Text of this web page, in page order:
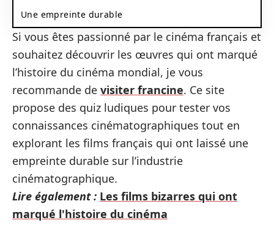
Une empreinte durable
Si vous êtes passionné par le cinéma français et
souhaitez découvrir les œuvres qui ont marqué
l’histoire du cinéma mondial, je vous
recommande de visiter francine. Ce site
propose des quiz ludiques pour tester vos
connaissances cinématographiques tout en
explorant les films français qui ont laissé une
empreinte durable sur l’industrie
cinématographique.
Lire également : Les films bizarres qui ont
marqué l'histoire du cinéma